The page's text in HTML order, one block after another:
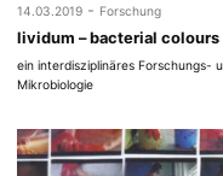
14.03.2019 - Forschung
lividum – bacterial colours
ein interdisziplinäres Forschungs-
Mikrobiologie